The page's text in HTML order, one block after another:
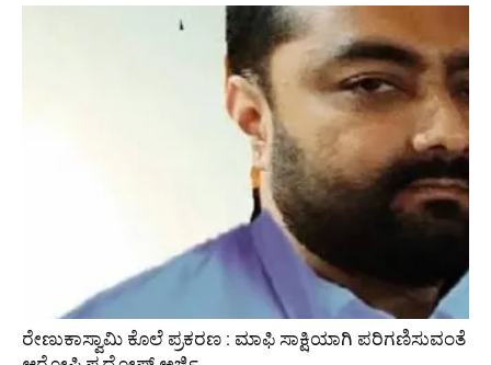
ರೇಣುಕಾಸ್ವಾಮಿ ಕೊಲೆ ಪ್ರಕರಣ : ಮಾಫಿ ಸಾಕ್ಷಿಯಾಗಿ ಪರಿಗಣಿಸುವಂತೆ